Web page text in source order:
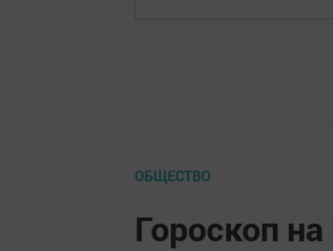
ОБЩЕСТВО
Гороскоп